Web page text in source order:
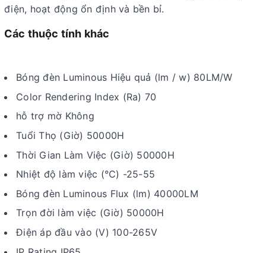
điện, hoạt động ổn định và bền bỉ.
Các thuộc tính khác
Bóng đèn Luminous Hiệu quả (lm / w) 80LM/W
Color Rendering Index (Ra) 70
hỗ trợ mờ Không
Tuổi Thọ (Giờ) 50000H
Thời Gian Làm Việc (Giờ) 50000H
Nhiệt độ làm việc (℃) -25-55
Bóng đèn Luminous Flux (lm) 40000LM
Trọn đời làm việc (Giờ) 50000H
Điện áp đầu vào (V) 100-265V